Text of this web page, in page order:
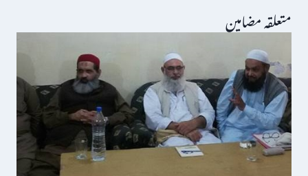
متعلقہ مضامین